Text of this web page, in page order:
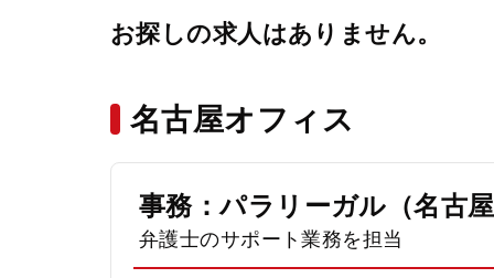
お探しの求人はありません。
名古屋オフィス
事務：パラリーガル（名古
弁護士のサポート業務を担当